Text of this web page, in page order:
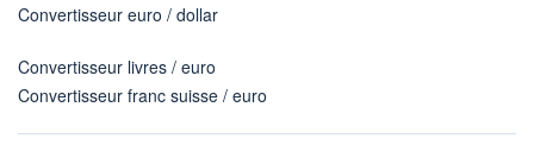
Convertisseur euro / dollar
Convertisseur livres / euro
Convertisseur franc suisse / euro